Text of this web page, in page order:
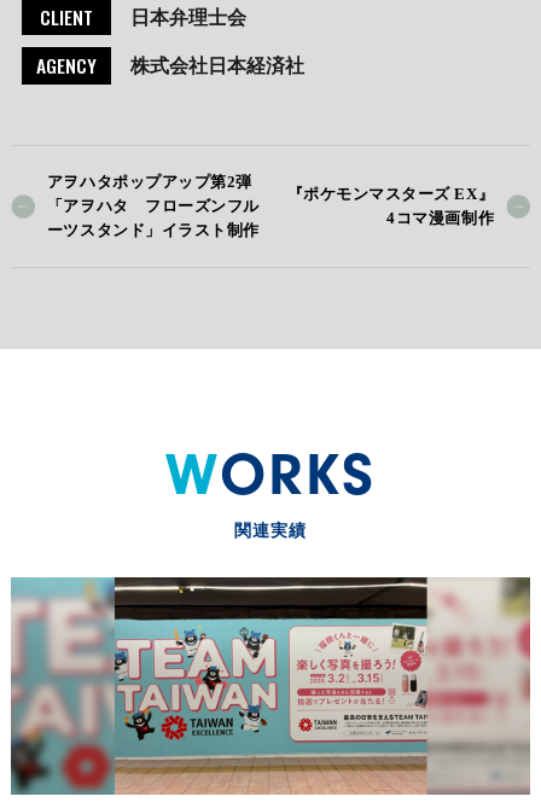
CLIENT 日本弁理士会
AGENCY 株式会社日本経済社
アヲハタポップアップ第2弾
「アヲハタ フローズンフル
ーツスタンド」イラスト制作
『ポケモンマスターズ EX』
4コマ漫画制作
WORKS
関連実績